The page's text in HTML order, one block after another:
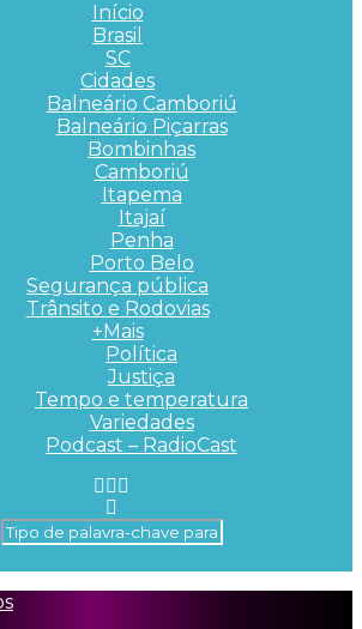
Início
Brasil
SC
Cidades
Balneário Camboriú
Balneário Piçarras
Bombinhas
Camboriú
Itapema
Itajaí
Penha
Porto Belo
Segurança pública
Trânsito e Rodovias
+Mais
Política
Justiça
Tempo e temperatura
Variedades
Podcast – RadioCast